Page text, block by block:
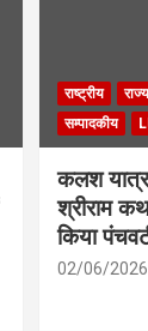
राष्ट्रीय राज्य
सम्पादकीय
कलश
श्रीराम
किया
02/06/2026